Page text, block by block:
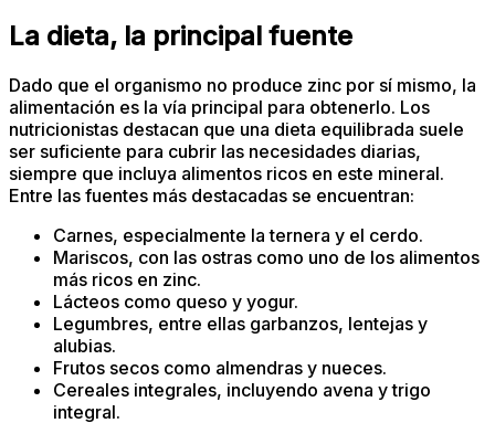
La dieta, la principal fuente
Dado que el organismo no produce zinc por sí mismo, la
alimentación es la vía principal para obtenerlo. Los
nutricionistas destacan que una dieta equilibrada suele
ser suficiente para cubrir las necesidades diarias,
siempre que incluya alimentos ricos en este mineral.
Entre las fuentes más destacadas se encuentran:
Carnes, especialmente la ternera y el cerdo.
Mariscos, con las ostras como uno de los alimentos
más ricos en zinc.
Lácteos como queso y yogur.
Legumbres, entre ellas garbanzos, lentejas y
alubias.
Frutos secos como almendras y nueces.
Cereales integrales, incluyendo avena y trigo
integral.